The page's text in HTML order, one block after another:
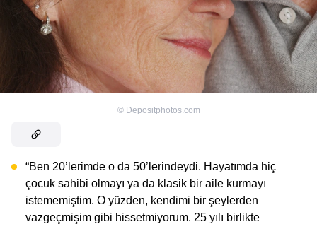
© Depositphotos.com
“Ben 20’lerimde o da 50’lerindeydi. Hayatımda hiç
çocuk sahibi olmayı ya da klasik bir aile kurmayı
istememiştim. O yüzden, kendimi bir şeylerden
vazgeçmişim gibi hissetmiyorum. 25 yılı birlikte